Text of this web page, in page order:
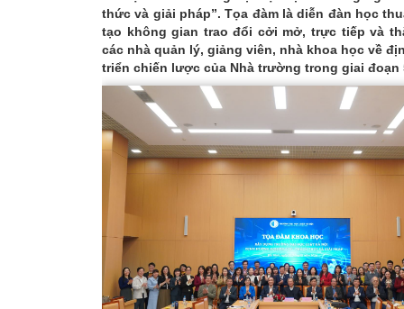
thức và giải pháp”. Tọa đàm là diễn đàn học
tạo không gian trao đổi cởi mở, trực tiếp và
các nhà quản lý, giảng viên, nhà khoa học về
triển chiến lược của Nhà trường trong giai đoạn